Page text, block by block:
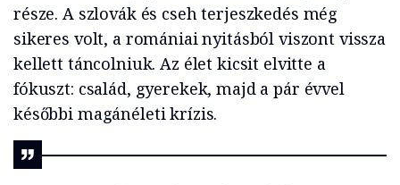
része. A szlovák és cseh terjeszkedés még
sikeres volt, a romániai nyitásból viszont vissza
kellett táncolniuk. Az élet kicsit elvitte a
fókuszt: család, gyerekek, majd a pár évvel
későbbi magánéleti krízis.